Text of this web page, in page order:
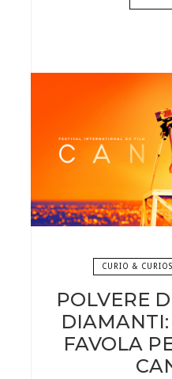
CURIO &
POLVERE
FAVOLA